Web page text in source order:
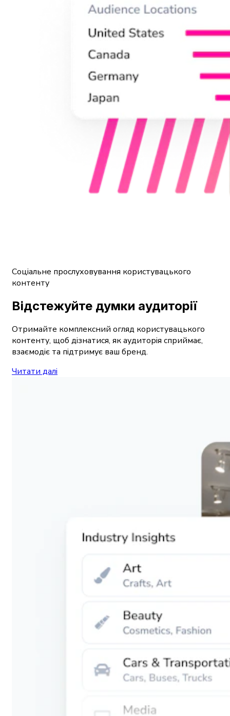
Соціальне прослуховування користувацького
контенту
Відстежуйте думки аудиторії
Отримайте комплексний огляд користувацького
контенту, щоб дізнатися, як аудиторія сприймає,
взаємодіє та підтримує ваш бренд.
Читати далі